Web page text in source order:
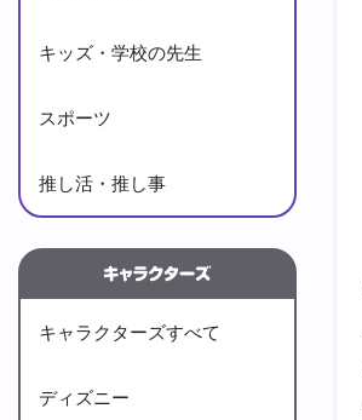
キッズ・学校の先生
スポーツ
推し活・推し事
キャラクターズすべて
ディズニー